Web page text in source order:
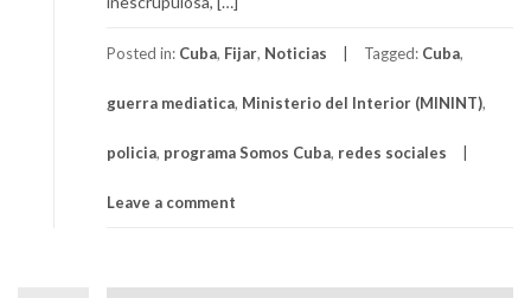
Posted in: Cuba, Fijar, Noticias Tagged: Cuba,
guerra mediatica, Ministerio del Interior (MININT),
policia, programa Somos Cuba, redes sociales
Leave a comment